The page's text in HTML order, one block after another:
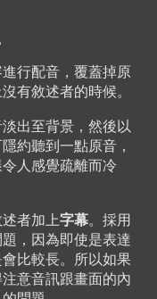
行配音，覆蓋掉原
有敘述者的時候。
出至背景，然後以
約聽到一點原音，
人感覺疏離而冷
者加上字幕。採用
，因為即使是表達
比較長。所以如果
意音訊跟畫面的內